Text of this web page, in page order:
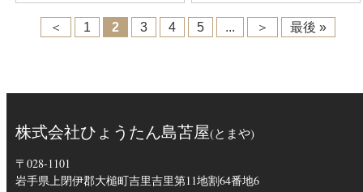
＜ 1 2 3 4 5 ... ＞ 最後 »
株式会社ひょうたん島苫屋(とまや)
〒028-1101
岩手県上閉伊郡大槌町吉里吉里第11地割64番地6